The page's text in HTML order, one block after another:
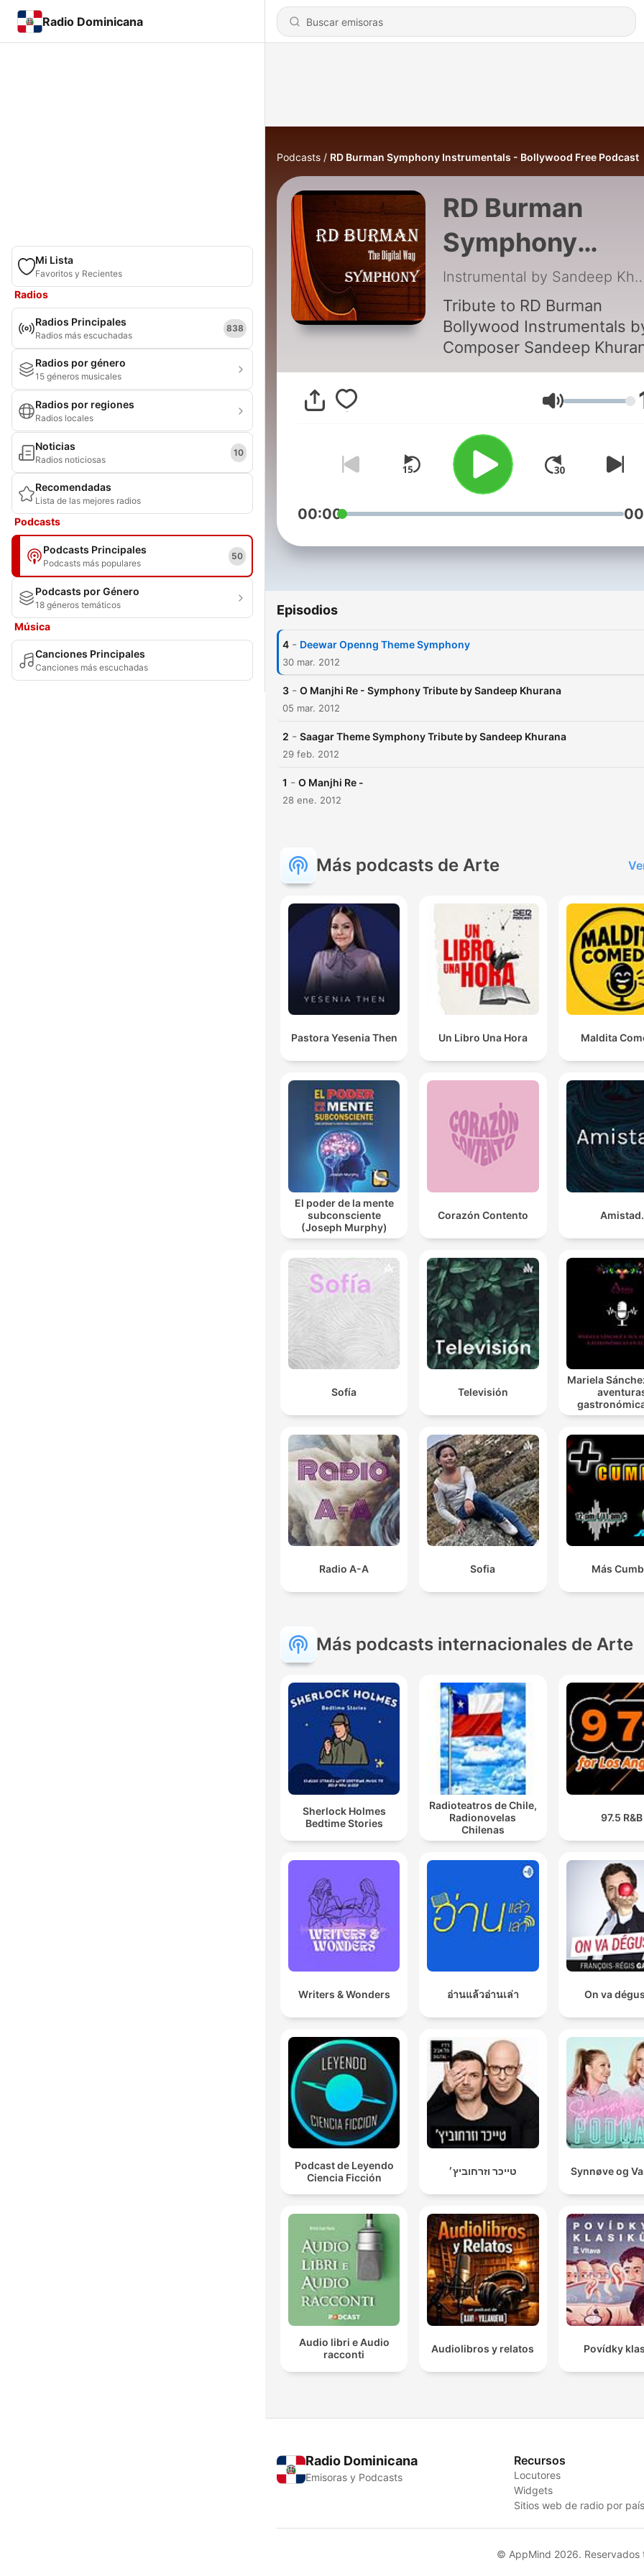
Radio Dominicana
Mi Lista
Favoritos y Recientes
Radios
Radios Principales
Radios más escuchadas
838
Radios por género
15 géneros musicales
Radios por regiones
Radios locales
Noticias
Radios noticiosas
10
Recomendadas
Lista de las mejores radios
Podcasts
Podcasts Principales
Podcasts más populares
50
Podcasts por Género
18 géneros temáticos
Música
Canciones Principales
Canciones más escuchadas
Podcasts RD Burman Symphony Instrumentals - Bollywood Free Podcast
RD Burman
Symphony
Instrumentals -
Bollywood Free
Podcast
Instrumental by
Tribute to RD Burman
Bollywood Instrumentals
Composer Sandeep
Free downloads.
Volumen
00:00
Episodios
4 - Deewar Openng Theme Symphony
30 mar. 2012
3 - O Manjhi Re - Symphony Tribute by Sandeep Khurana
05 mar. 2012
2 - Saagar Theme Symphony Tribute by Sandeep Khurana
29 feb. 2012
1 - O Manjhi Re -
28 ene. 2012
Más podcasts de Arte
Pastora Yesenia Then Un Libro Una Hora Maldita
El poder de la mente
subconsciente
(Joseph Murphy)
Corazón Contento Amistad.
Sofía Televisión
Mariela
Europa
Radio A-A Sofia Más
Más podcasts internacionales de Arte
Sherlock Holmes
Bedtime Stories
Radioteatros de Chile,
Radionovelas
Chilenas
97.5 R&B
Writers & Wonders อ่านแล้วอ่านเล่า On va
Podcast de Leyendo
Ciencia Ficción
טייכר וזרחוביץ׳ Synnøve og
Audio libri e Audio
racconti
Audiolibros y relatos Povídky
Radio Dominicana
Emisoras y Podcasts
Recursos
Locutores
Widgets
Sitios web de radio por
© AppMind 2026. Reservados